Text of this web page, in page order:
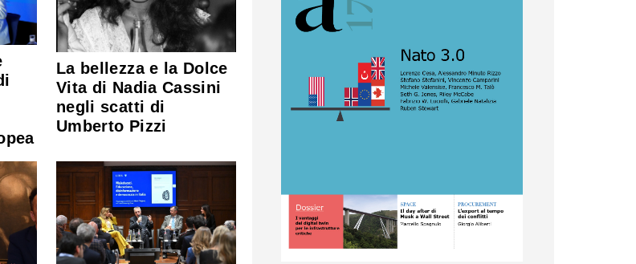
La bellezza e la Dolce
Vita di Nadia Cassini
negli scatti di
Umberto Pizzi